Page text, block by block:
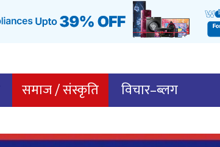
समाज / संस्कृति विचार–ब्लग